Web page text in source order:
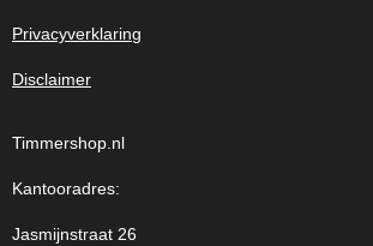
Privacyverklaring
Disclaimer
Timmershop.nl
Kantooradres:
Jasmijnstraat 26